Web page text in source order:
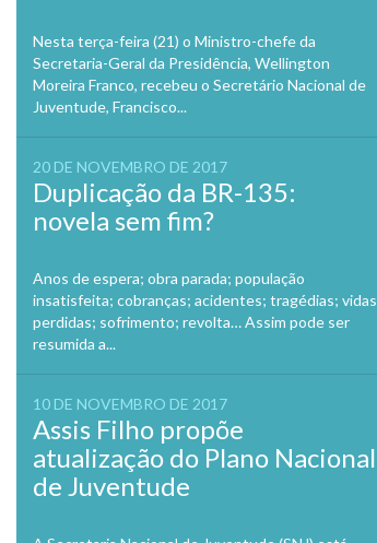
Nesta terça-feira (21) o Ministro-chefe da
Secretaria-Geral da Presidência, Wellington
Moreira Franco, recebeu o Secretário Nacional de
Juventude, Francisco...
20 DE NOVEMBRO DE 2017
Duplicação da BR-135:
novela sem fim?
Anos de espera; obra parada; população
insatisfeita; cobranças; acidentes; tragédias; vidas
perdidas; sofrimento; revolta… Assim pode ser
resumida a...
10 DE NOVEMBRO DE 2017
Assis Filho propõe
atualização do Plano Nacional
de Juventude